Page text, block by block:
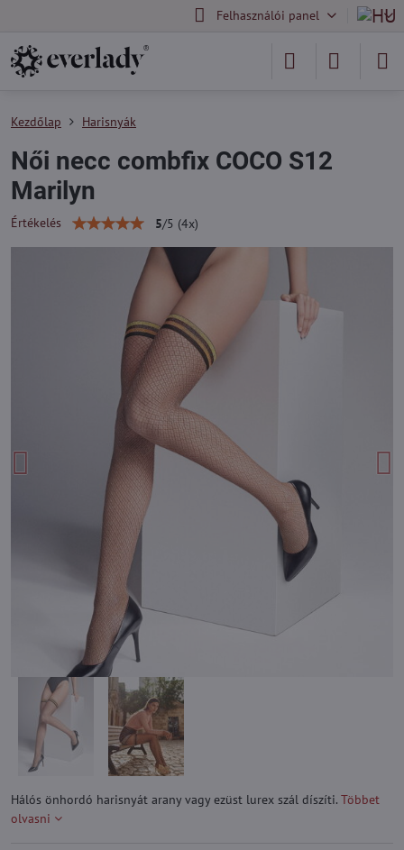
Felhasználói panel
Kezdőlap Harisnyák
Női necc combfix COCO S12
Marilyn
Értékelés 5/5 (4x)
Hálós önhordó harisnyát arany vagy ezüst lurex szál díszíti. Többet
olvasni